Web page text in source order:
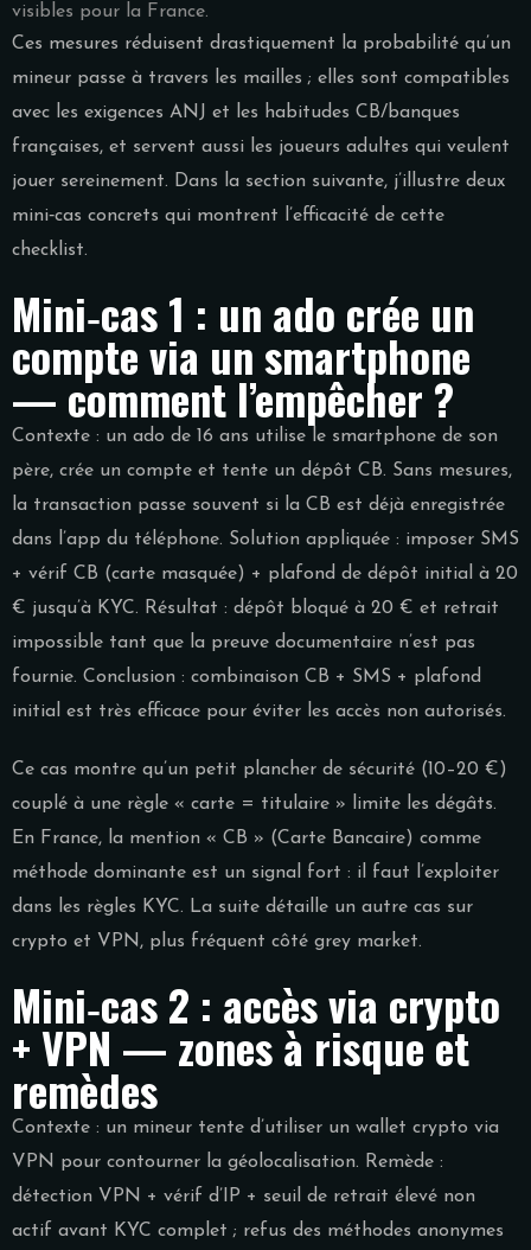
visibles pour la France.
Ces mesures réduisent drastiquement la probabilité qu’un
mineur passe à travers les mailles ; elles sont compatibles
avec les exigences ANJ et les habitudes CB/banques
françaises, et servent aussi les joueurs adultes qui veulent
jouer sereinement. Dans la section suivante, j’illustre deux
mini‑cas concrets qui montrent l’efficacité de cette
checklist.
Mini‑cas 1 : un ado crée un
compte via un smartphone
— comment l’empêcher ?
Contexte : un ado de 16 ans utilise le smartphone de son
père, crée un compte et tente un dépôt CB. Sans mesures,
la transaction passe souvent si la CB est déjà enregistrée
dans l’app du téléphone. Solution appliquée : imposer SMS
+ vérif CB (carte masquée) + plafond de dépôt initial à 20
€ jusqu’à KYC. Résultat : dépôt bloqué à 20 € et retrait
impossible tant que la preuve documentaire n’est pas
fournie. Conclusion : combinaison CB + SMS + plafond
initial est très efficace pour éviter les accès non autorisés.
Ce cas montre qu’un petit plancher de sécurité (10–20 €)
couplé à une règle « carte = titulaire » limite les dégâts.
En France, la mention « CB » (Carte Bancaire) comme
méthode dominante est un signal fort : il faut l’exploiter
dans les règles KYC. La suite détaille un autre cas sur
crypto et VPN, plus fréquent côté grey market.
Mini‑cas 2 : accès via crypto
+ VPN — zones à risque et
remèdes
Contexte : un mineur tente d’utiliser un wallet crypto via
VPN pour contourner la géolocalisation. Remède :
détection VPN + vérif d’IP + seuil de retrait élevé non
actif avant KYC complet ; refus des méthodes anonymes